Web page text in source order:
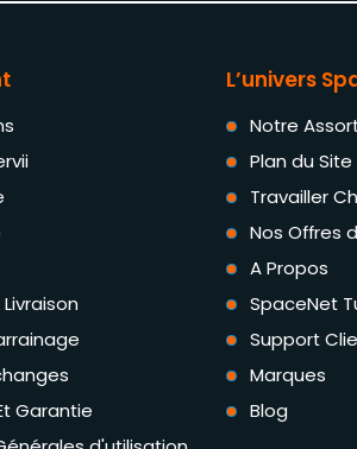
Garantie
L’univers
Notre
Plan du Site
Travailler
Nos Offres
A Propos
SpaceNet
Support
Marques
Blog